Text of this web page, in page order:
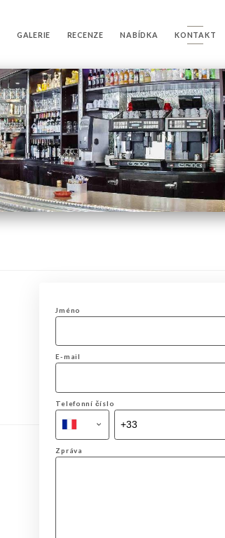
GALERIE RECENZE NABÍDKA KONTAKT
Jméno
E-mail
Telefonní číslo
Zpráva